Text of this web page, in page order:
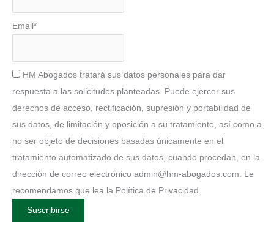
Email*
HM Abogados tratará sus datos personales para dar
respuesta a las solicitudes planteadas. Puede ejercer sus
derechos de acceso, rectificación, supresión y portabilidad de
sus datos, de limitación y oposición a su tratamiento, así como a
no ser objeto de decisiones basadas únicamente en el
tratamiento automatizado de sus datos, cuando procedan, en la
dirección de correo electrónico admin@hm-abogados.com. Le
recomendamos que lea la Política de Privacidad.